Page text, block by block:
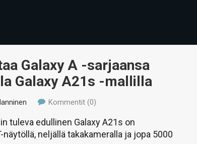
Galaxy A -sarjaansa
Galaxy A21s -mallilla
Kommentit (0)
tuleva edullinen Galaxy A21s on
neljällä takakameralla ja jopa 5000